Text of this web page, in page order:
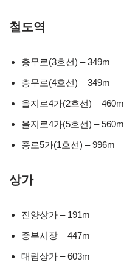
철도역
충무로(3호선) – 349m
충무로(4호선) – 349m
을지로4가(2호선) – 460m
을지로4가(5호선) – 560m
종로5가(1호선) – 996m
상가
진양상가 – 191m
중부시장 – 447m
대림상가 – 603m